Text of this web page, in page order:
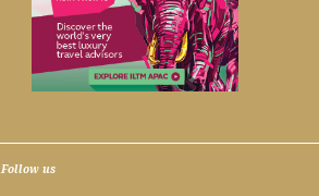
Follow us